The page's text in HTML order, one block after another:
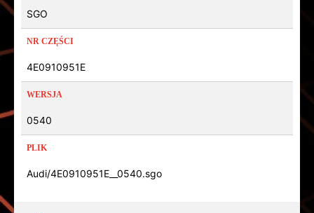
SGO
NR CZĘŚCI
4E0910951E
WERSJA
0540
PLIK
Audi/4E0910951E__0540.sgo